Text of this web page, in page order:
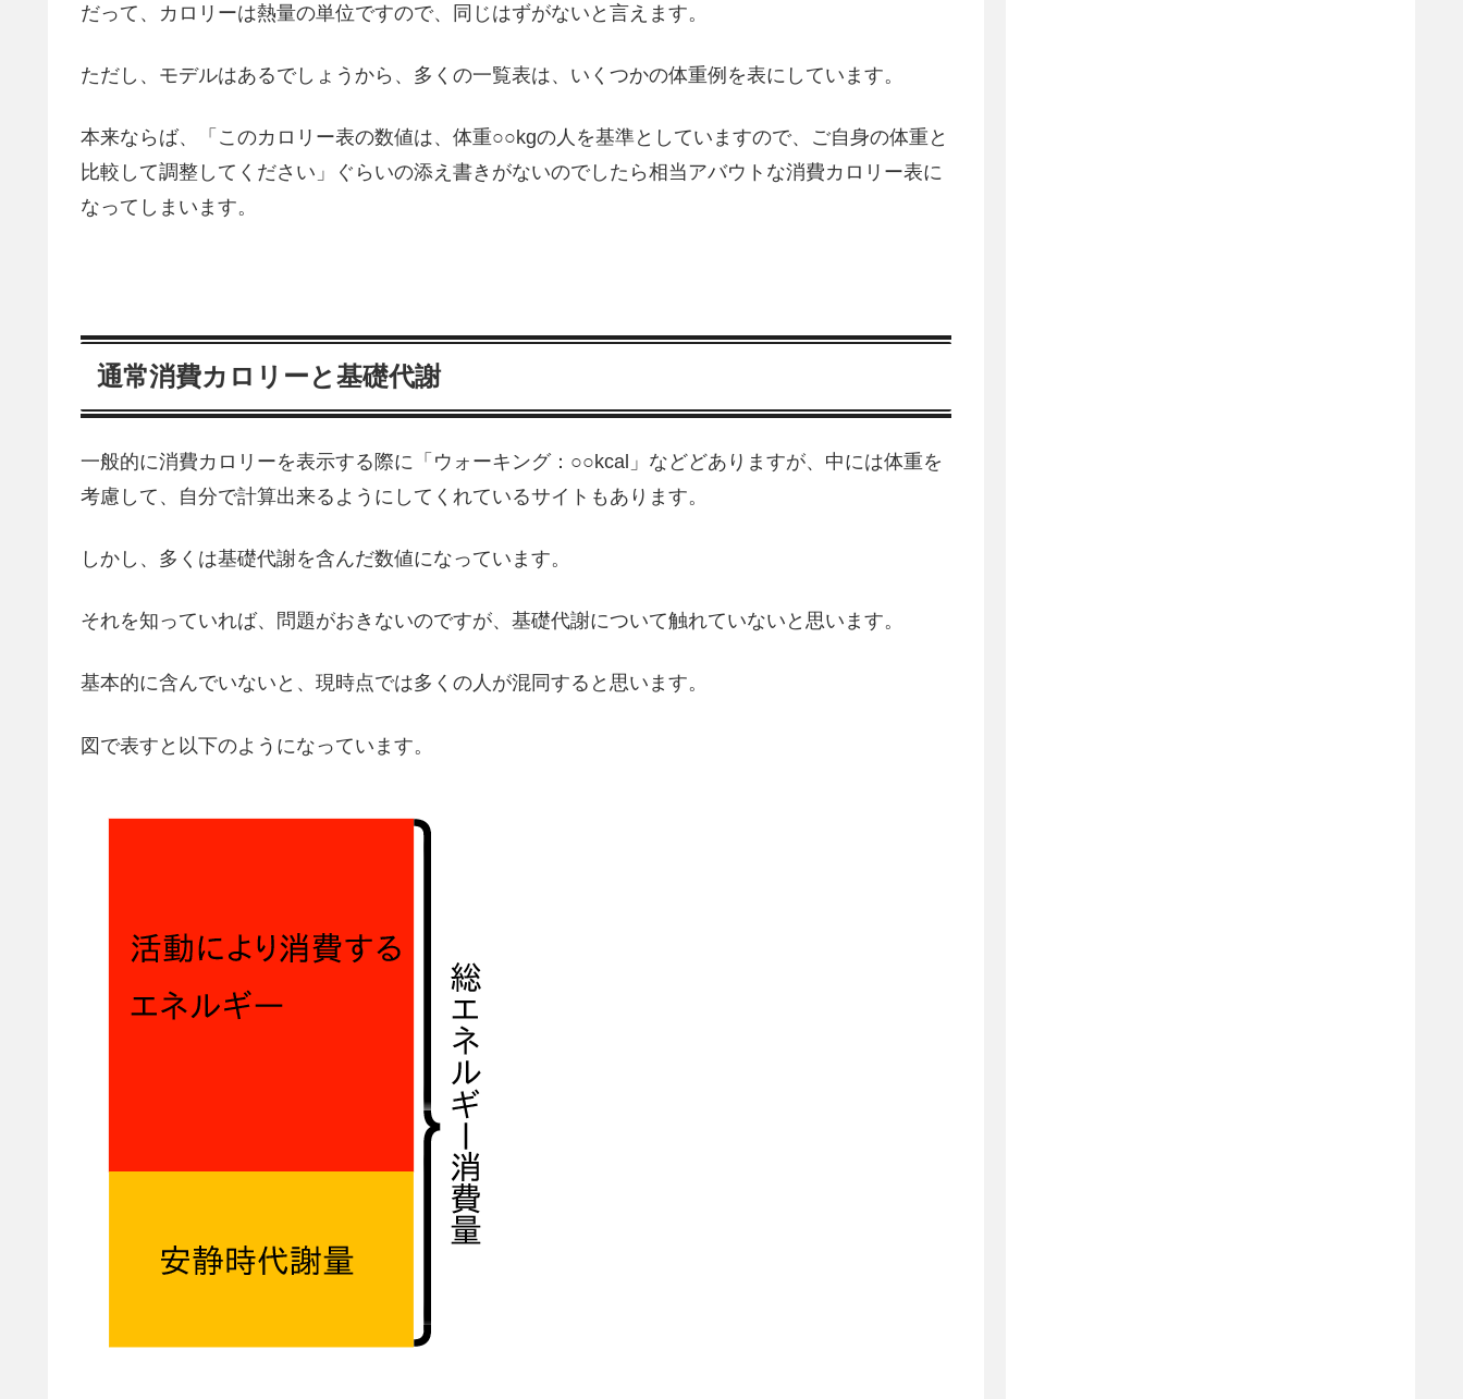
だって、カロリーは熱量の単位ですので、同じはずがないと言えます。
ただし、モデルはあるでしょうから、多くの一覧表は、いくつかの体重例を表にしています。
本来ならば、「このカロリー表の数値は、体重○○kgの人を基準としていますので、ご自身の体重と
比較して調整してください」ぐらいの添え書きがないのでしたら相当アバウトな消費カロリー表に
なってしまいます。
通常消費カロリーと基礎代謝
一般的に消費カロリーを表示する際に「ウォーキング：○○kcal」などどありますが、中には体重を
考慮して、自分で計算出来るようにしてくれているサイトもあります。
しかし、多くは基礎代謝を含んだ数値になっています。
それを知っていれば、問題がおきないのですが、基礎代謝について触れていないと思います。
基本的に含んでいないと、現時点では多くの人が混同すると思います。
図で表すと以下のようになっています。